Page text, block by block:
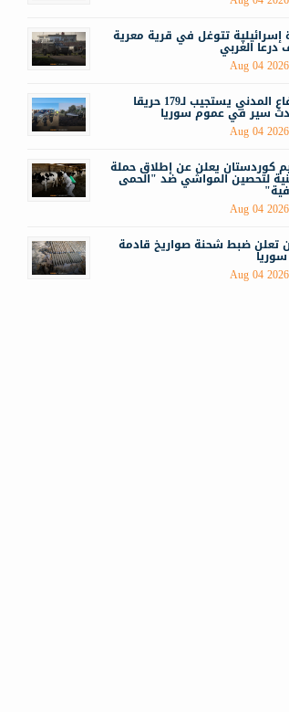
إسرائيلية تتوغل في قرية معرية
درعا الغربي
Aug 04 2026
الدفاع المدني يستجيب لـ179 حريقا
سير في عموم سوريا
Aug 04 2026
كوردستان يعلن عن إطلاق حملة
لتحصين المواشي ضد "الحمى
Aug 04 2026
تعلن ضبط شحنة صواريخ قادمة
Aug 04 2026